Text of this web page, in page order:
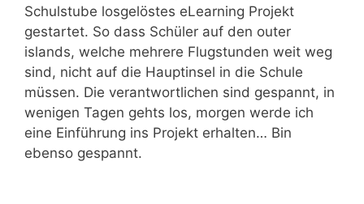
Schulstube losgelöstes eLearning Projekt
gestartet. So dass Schüler auf den outer
islands, welche mehrere Flugstunden weit weg
sind, nicht auf die Hauptinsel in die Schule
müssen. Die verantwortlichen sind gespannt, in
wenigen Tagen gehts los, morgen werde ich
eine Einführung ins Projekt erhalten… Bin
ebenso gespannt.